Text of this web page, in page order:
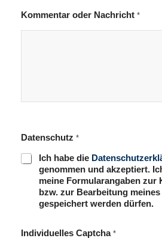
Kommentar oder Nachricht *
Datenschutz *
Ich habe die
genommen und akzeptiert.
meine Formularangaben zur
bzw. zur Bearbeitung
gespeichert werden dürfen.
Individuelles Captcha *